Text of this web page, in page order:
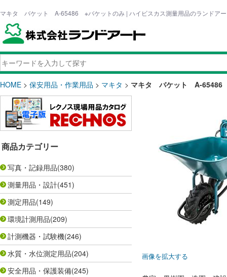
マキタ バケット A-65486 ※バケットのみ | ハイビスカス測量用品のランドア
HOME > 保安用品・作業用品 > マキタ > マキタ バケット A-65486
商品カテゴリー
写真・記録用品(380)
測量用品・設計(451)
測定用品(149)
環境計測用品(209)
計測機器・試験機(246)
水質・水位測定用品(204)
安全用品・保護装備(245)
画像を拡大する